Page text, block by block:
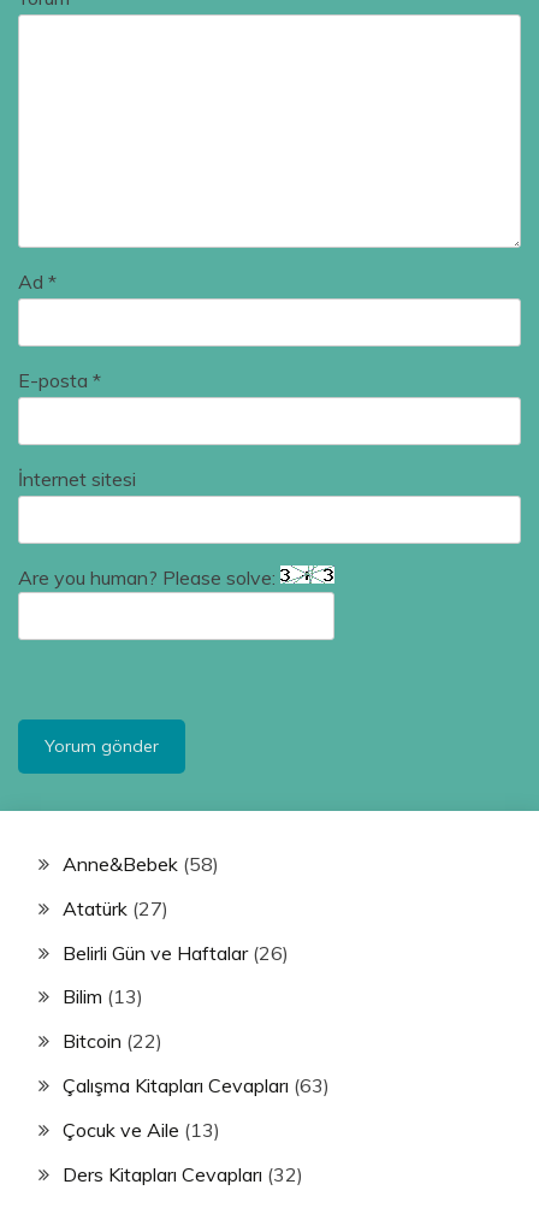
Ad *
E-posta *
İnternet sitesi
Are you human? Please solve:
Anne&Bebek (58)
Atatürk (27)
Belirli Gün ve Haftalar(26)
Bilim (13)
Bitcoin (22)
Çalışma Kitapları Cevapları (63)
Çocuk ve Aile (13)
Ders Kitapları Cevapları (32)